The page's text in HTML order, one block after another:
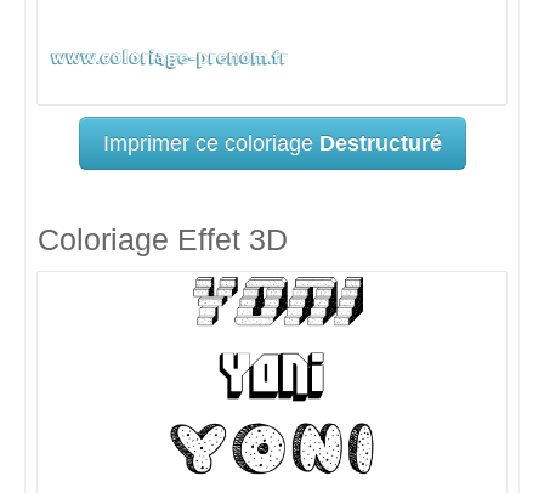
Imprimer ce coloriage Destructuré
Coloriage Effet 3D